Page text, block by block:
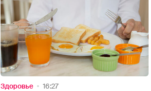
Здоровье 15:41